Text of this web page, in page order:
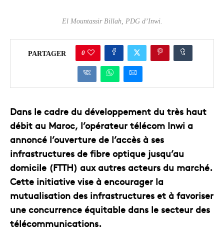
El Mountassir Billah, PDG d’Inwi.
PARTAGER 0
Dans le cadre du développement du très haut
débit au Maroc, l’opérateur télécom Inwi a
annoncé l’ouverture de l’accès à ses
infrastructures de fibre optique jusqu’au
domicile (FTTH) aux autres acteurs du marché.
Cette initiative vise à encourager la
mutualisation des infrastructures et à favoriser
une concurrence équitable dans le secteur des
télécommunications.